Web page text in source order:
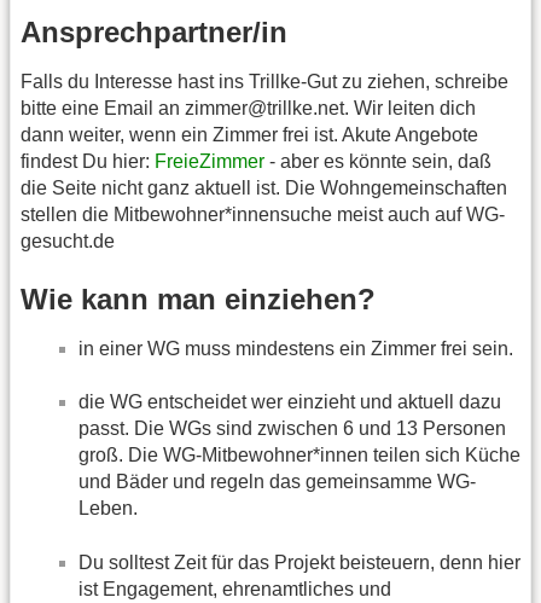
Ansprechpartner/in
Falls du Interesse hast ins Trillke-Gut zu ziehen, schreibe
bitte eine Email an zimmer@trillke.net. Wir leiten dich
dann weiter, wenn ein Zimmer frei ist. Akute Angebote
findest Du hier: FreieZimmer - aber es könnte sein, daß
die Seite nicht ganz aktuell ist. Die Wohngemeinschaften
stellen die Mitbewohner*innensuche meist auch auf WG-
gesucht.de
Wie kann man einziehen?
in einer WG muss mindestens ein Zimmer frei sein.
die WG entscheidet wer einzieht und aktuell dazu
passt. Die WGs sind zwischen 6 und 13 Personen
groß. Die WG-Mitbewohner*innen teilen sich Küche
und Bäder und regeln das gemeinsamme WG-
Leben.
Du solltest Zeit für das Projekt beisteuern, denn hier
ist Engagement, ehrenamtliches und